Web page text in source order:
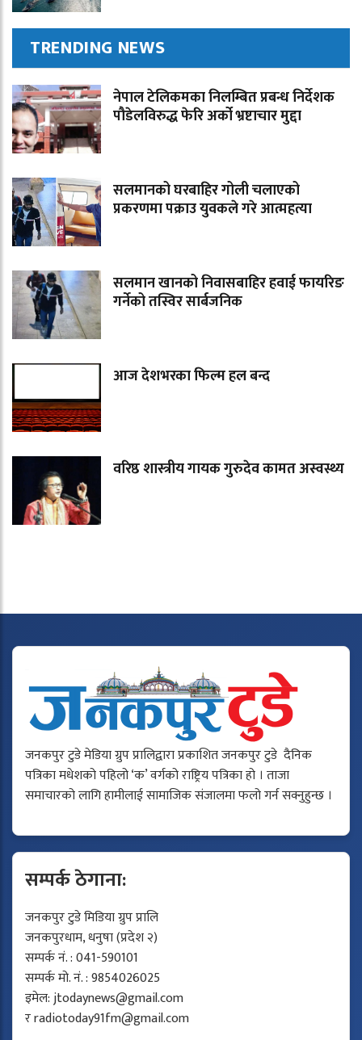
TRENDING NEWS
नेपाल टेलिकमका निलम्बित प्रबन्ध निर्देशक
पौडेलविरुद्ध फेरि अर्को भ्रष्टाचार मुद्दा
सलमानको घरबाहिर गोली चलाएको
प्रकरणमा पक्राउ युवकले गरे आत्महत्या
सलमान खानको निवासबाहिर हवाई फायरिङ
गर्नेको तस्विर सार्बजनिक
आज देशभरका फिल्म हल बन्द
वरिष्ठ शास्त्रीय गायक गुरुदेव कामत अस्वस्थ्य
जनकपुर टुडे मेडिया ग्रुप प्रालिद्वारा प्रकाशित जनकपुर टुडे दैनिक
पत्रिका मधेशको पहिलो ‘क’ वर्गको राष्ट्रिय पत्रिका हो । ताजा
समाचारको लागि हामीलाई सामाजिक संजालमा फलो गर्न सक्नुहुन्छ ।
सम्पर्क ठेगाना:
जनकपुर टुडे मिडिया ग्रुप प्रालि
जनकपुरधाम, धनुषा (प्रदेश २)
सम्पर्क नं. : 041-590101
सम्पर्क मो. नं. : 9854026025
इमेल:jtodaynews@gmail.com
रradiotoday91fm@gmail.com